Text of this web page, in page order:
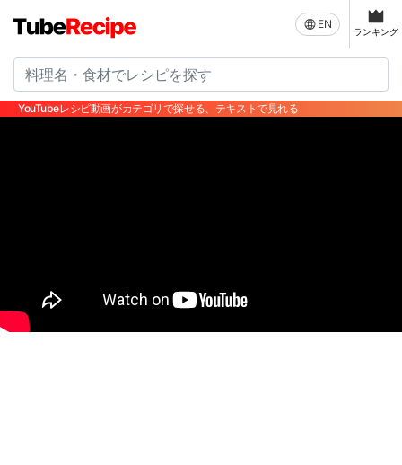
EN
ランキング
YouTubeレシピ動画がカテゴリで探せる、テキストで見れる